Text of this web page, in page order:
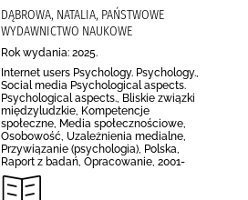
DĄBROWA, NATALIA, PAŃSTWOWE
WYDAWNICTWO NAUKOWE
Rok wydania: 2025.
Internet users Psychology. Psychology.,
Social media Psychological aspects.
Psychological aspects., Bliskie związki
międzyludzkie, Kompetencje
społeczne, Media społecznościowe,
Osobowość, Uzależnienia medialne,
Przywiązanie (psychologia), Polska,
Raport z badań, Opracowanie, 2001-